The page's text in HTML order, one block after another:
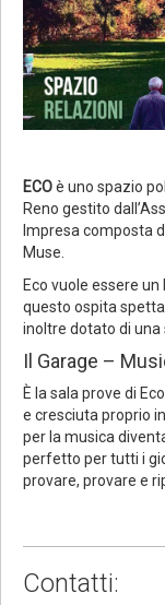
ECOè uno spazio
Reno gestito
Impresa composta
Muse.
Eco vuole essere
questo ospita
inoltre dotato di una
Il Garage –
È la sala prove di
e cresciuta proprio
per la musica
perfetto per tutti i
provare, provare e
Contatti: